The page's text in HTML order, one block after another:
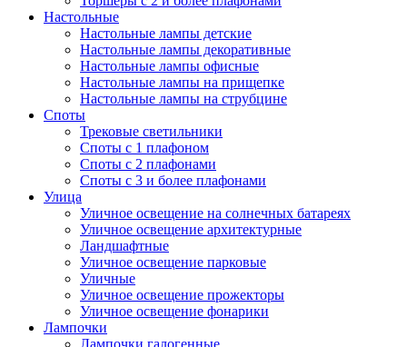
Настольные
Настольные лампы детские
Настольные лампы декоративные
Настольные лампы офисные
Настольные лампы на прищепке
Настольные лампы на струбцине
Споты
Трековые светильники
Споты с 1 плафоном
Споты с 2 плафонами
Споты с 3 и более плафонами
Улица
Уличное освещение на солнечных батареях
Уличное освещение архитектурные
Ландшафтные
Уличное освещение парковые
Уличные
Уличное освещение прожекторы
Уличное освещение фонарики
Лампочки
Лампочки галогенные